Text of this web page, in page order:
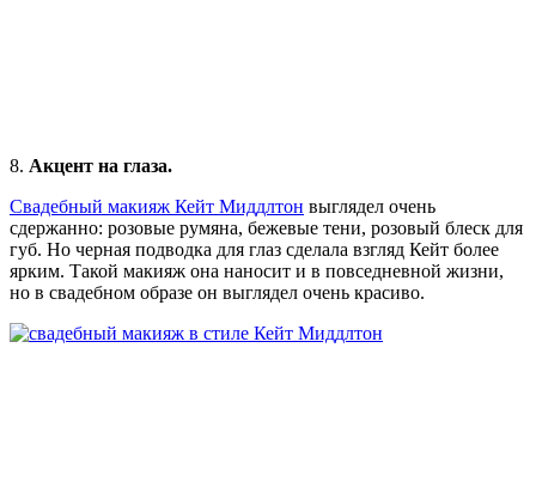
8. Акцент на глаза.
Свадебный макияж Кейт Миддлтон выглядел очень
сдержанно: розовые румяна, бежевые тени, розовый блеск для
губ. Но черная подводка для глаз сделала взгляд Кейт более
ярким. Такой макияж она наносит и в повседневной жизни,
но в свадебном образе он выглядел очень красиво.